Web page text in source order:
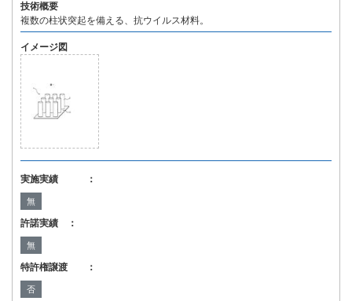
技術概要
複数の柱状突起を備える、抗ウイルス材料。
イメージ図
実施実績 ：
無
許諾実績 ：
無
特許権譲渡 ：
否